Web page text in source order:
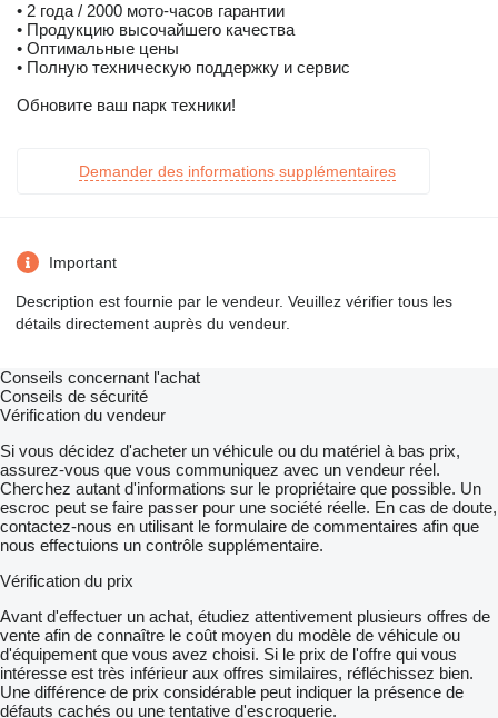
• 2 года / 2000 мото-часов гарантии
• Продукцию высочайшего качества
• Оптимальные цены
• Полную техническую поддержку и сервис
Обновите ваш парк техники!
Demander des informations supplémentaires
Important
Description est fournie par le vendeur. Veuillez vérifier tous les
détails directement auprès du vendeur.
Conseils concernant l'achat
Conseils de sécurité
Vérification du vendeur
Si vous décidez d'acheter un véhicule ou du matériel à bas prix,
assurez-vous que vous communiquez avec un vendeur réel.
Cherchez autant d'informations sur le propriétaire que possible. Un
escroc peut se faire passer pour une société réelle. En cas de doute,
contactez-nous en utilisant le formulaire de commentaires afin que
nous effectuions un contrôle supplémentaire.
Vérification du prix
Avant d'effectuer un achat, étudiez attentivement plusieurs offres de
vente afin de connaître le coût moyen du modèle de véhicule ou
d'équipement que vous avez choisi. Si le prix de l'offre qui vous
intéresse est très inférieur aux offres similaires, réfléchissez bien.
Une différence de prix considérable peut indiquer la présence de
défauts cachés ou une tentative d'escroquerie.